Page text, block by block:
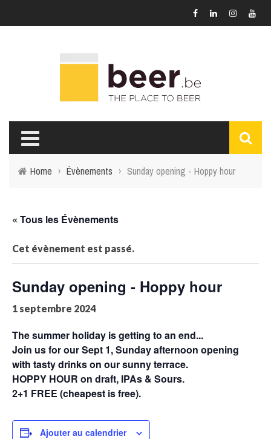
Home › Évènements › Sunday opening - Hoppy hour
« Tous les Évènements
Cet évènement est passé.
Sunday opening - Hoppy hour
1 septembre 2024
The summer holiday is getting to an end...
Join us for our Sept 1, Sunday afternoon opening
with tasty drinks on our sunny terrace.
HOPPY HOUR on draft, IPAs & Sours.
2+1 FREE (cheapest is free).
Ajouter au calendrier